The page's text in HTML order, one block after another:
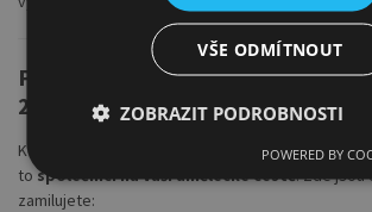
Proč si zamilujete Kolibri školní
22?
Kolibri školní štětce série 22 nejsou jen nástroje
tospolečníci na vaší umělecké cestě. Zde jsou
zamilujete:
VŠE ODMÍTNOUT
ZOBRAZIT PODROBNOSTI
POWERED BY